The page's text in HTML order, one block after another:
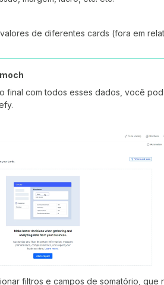
de diferentes cards (fora em
final com todos esses dados, você
filtros e campos de somatório, que